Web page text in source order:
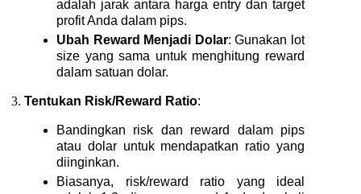
adalah jarak antara harga entry dan target
profit Anda dalam pips.
Ubah Reward Menjadi Dolar: Gunakan lot
size yang sama untuk menghitung reward
dalam satuan dolar.
Tentukan Risk/Reward Ratio:
Bandingkan risk dan reward dalam pips
atau dolar untuk mendapatkan ratio yang
diinginkan.
Biasanya, risk/reward ratio yang ideal